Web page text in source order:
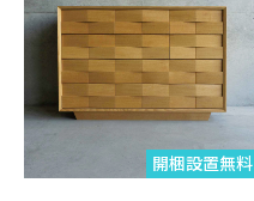
開梱設置無料